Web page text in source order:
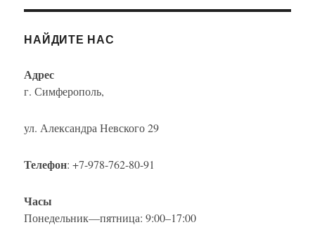
НАЙДИТЕ НАС
Адрес
г. Симферополь,
ул. Александра Невского 29
Телефон: +7-978-762-80-91
Часы
Понедельник—пятница: 9:00–17:00